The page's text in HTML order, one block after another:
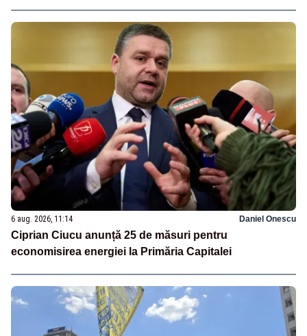
6 aug. 2026, 11:14 Daniel Onescu
Ciprian Ciucu anunță 25 de măsuri pentru
economisirea energiei la Primăria Capitalei